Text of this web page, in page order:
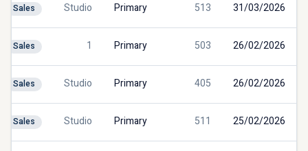
31/03/2026
513
Primary
Studio
Sales
26/02/2026
503
Primary
1
Sales
26/02/2026
405
Primary
Studio
Sales
25/02/2026
511
Primary
Studio
Sales